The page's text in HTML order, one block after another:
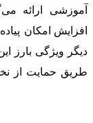
آموزشی ارائه
افزایش امکان
دیگر ویژگی بارز
طریق حمایت از